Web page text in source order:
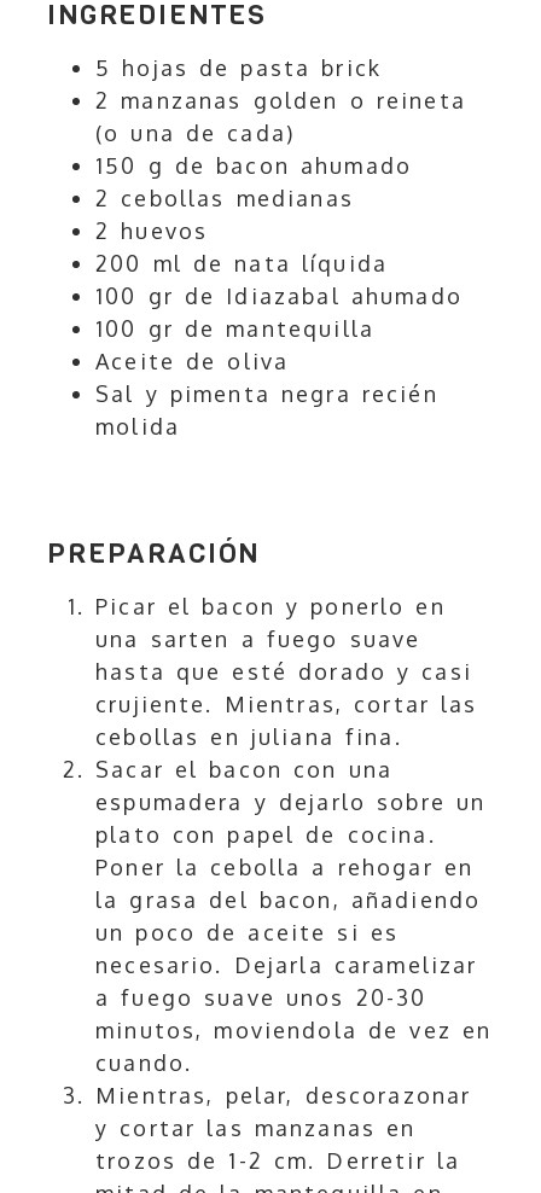
INGREDIENTES
5 hojas de pasta brick
2 manzanas golden o reineta
(o una de cada)
150 g de bacon ahumado
2 cebollas medianas
2 huevos
200 ml de nata líquida
100 gr de Idiazabal ahumado
100 gr de mantequilla
Aceite de oliva
Sal y pimenta negra recién
molida
PREPARACIÓN
Picar el bacon y ponerlo en
una sarten a fuego suave
hasta que esté dorado y casi
crujiente. Mientras, cortar las
cebollas en juliana fina.
Sacar el bacon con una
espumadera y dejarlo sobre un
plato con papel de cocina.
Poner la cebolla a rehogar en
la grasa del bacon, añadiendo
un poco de aceite si es
necesario. Dejarla caramelizar
a fuego suave unos 20-30
minutos, moviendola de vez en
cuando.
Mientras, pelar, descorazonar
y cortar las manzanas en
trozos de 1-2 cm. Derretir la